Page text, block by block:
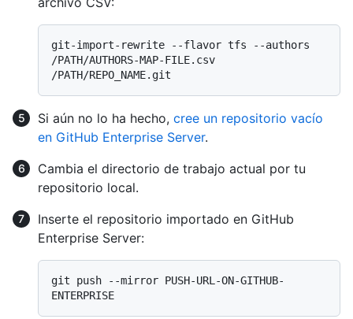
git-import-rewrite --flavor tfs --authors
/PATH/AUTHORS-MAP-FILE.csv
Si aún no lo ha hecho, cree un repositorio vacío
en GitHub Enterprise Server.
Cambia el directorio de trabajo actual por tu
repositorio local.
Inserte el repositorio importado en GitHub
Enterprise Server:
git push --mirror PUSH-URL-ON-GITHUB-